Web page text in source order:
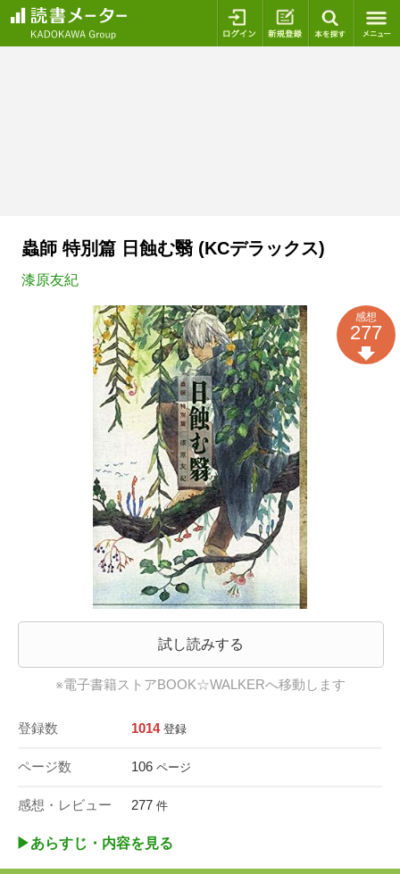
ログイン 新規登録
蟲師 特別篇 日蝕む翳 (KCデラックス)
漆原友紀
試し読みする
※電子書籍ストアBOOK☆WALKERへ移動します
登録数 1014 登録
ページ数 106 ページ
感想・レビュー 277 件
感想
277
▶︎あらすじ・内容を見る